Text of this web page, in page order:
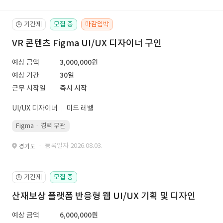
🕒 기간제 모집 중 마감임박
VR 콘텐츠 Figma UI/UX 디자이너 구인
예상 금액
3,000,000원
예상 기간
30일
근무 시작일
즉시 시작
UI/UX 디자이너 미드 레벨
Figma · 경력 무관
경기도 · 등록일자 2026.08.03.
🕒 기간제 모집 중
산재보상 플랫폼 반응형 웹 UI/UX 기획 및 디자인
예상 금액
6,000,000원